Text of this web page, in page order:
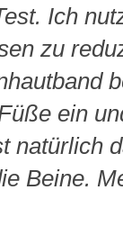
Ich
zu
ein
natürlich
Beine.